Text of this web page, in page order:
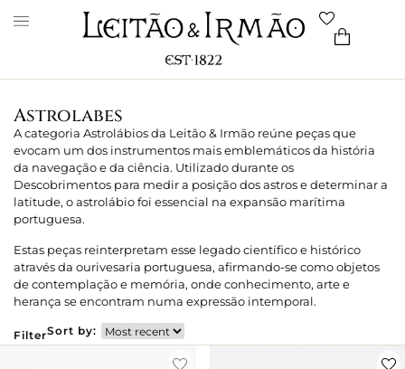
Astrolabes
A categoria Astrolábios da Leitão & Irmão reúne peças que
evocam um dos instrumentos mais emblemáticos da história
da navegação e da ciência. Utilizado durante os
Descobrimentos para medir a posição dos astros e determinar a
latitude, o astrolábio foi essencial na expansão marítima
portuguesa.
Estas peças reinterpretam esse legado científico e histórico
através da ourivesaria portuguesa, afirmando-se como objetos
de contemplação e memória, onde conhecimento, arte e
herança se encontram numa expressão intemporal.
FilterSort by: